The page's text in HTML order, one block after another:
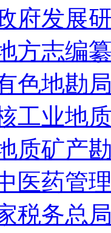
府发展
方志编
色地勘局
工业地
质矿产
医药管
税务总